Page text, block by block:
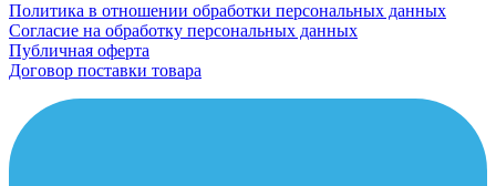
Политика в отношении обработки персональных данных
Согласие на обработку персональных данных
Публичная оферта
Договор поставки товара